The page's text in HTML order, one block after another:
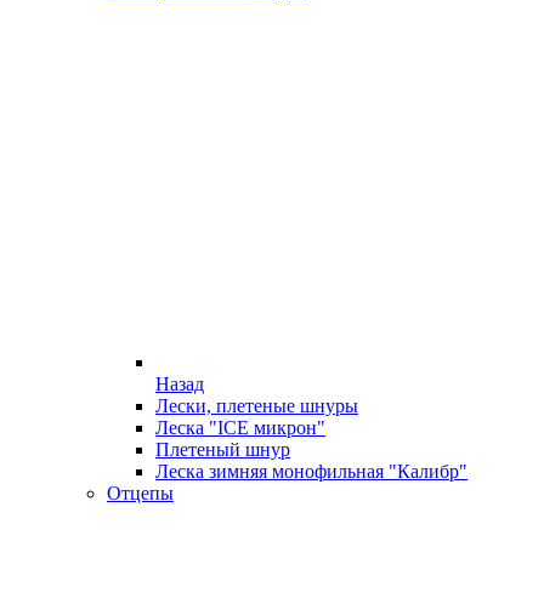
Назад
Лески, плетеные шнуры
Леска "ICE микрон"
Плетеный шнур
Леска зимняя монофильная "Калибр"
Отцепы